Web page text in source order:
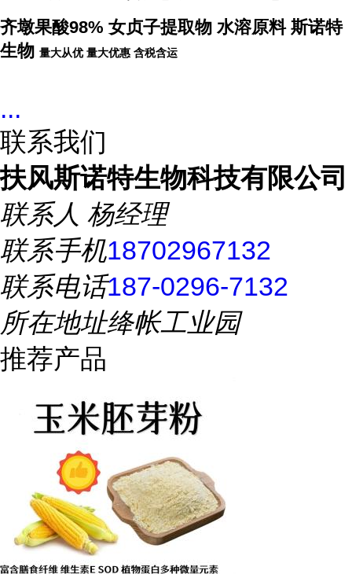
齐墩果酸98% 女贞子提取物 水溶原料 斯诺特
生物 量大从优 量大优惠 含税含运
...
联系我们
扶风斯诺特生物科技有限公司
联系人 杨经理
联系手机18702967132
联系电话187-0296-7132
所在地址绛帐工业园
推荐产品